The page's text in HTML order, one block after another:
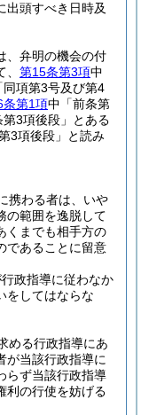
出頭すべき日時及
、弁明の機会の付
第15条第3項中
同項第3号及び第4
条第1項中「前条第
3項後段」とある
3項後段」と読み
携わる者は、いや
の範囲を逸脱して
くまでも相手方の
であることに留意
政指導に従わなか
をしてはならな
める行政指導にあ
が当該行政指導に
らず当該行政指導
利の行使を妨げる